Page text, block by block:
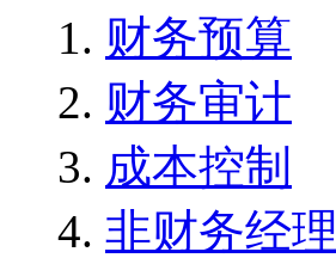
财务预算
财务审计
成本控制
非财务经理